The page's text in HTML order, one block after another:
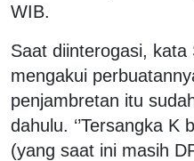
WIB.
Saat diinterogasi,
mengakui
penjambretan itu
dahulu. ‘’Tersangka
(yang saat ini masih